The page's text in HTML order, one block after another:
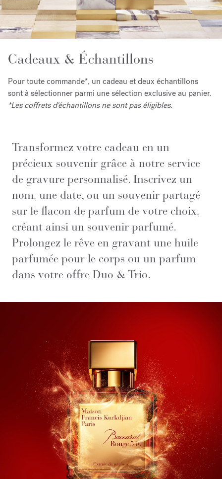
Cadeaux & Échantillons
Pour toute commande*, un cadeau et deux échantillons
sont à sélectionner parmi une sélection exclusive au panier.
*Les coffrets d'échantillons ne sont pas éligibles.
Transformez votre cadeau en un
précieux souvenir grâce à notre service
de gravure personnalisé. Inscrivez un
nom, une date, ou un souvenir partagé
sur le flacon de parfum de votre choix,
créant ainsi un souvenir parfumé.
Prolongez le rêve en gravant une huile
parfumée pour le corps ou un parfum
dans votre offre Duo & Trio.